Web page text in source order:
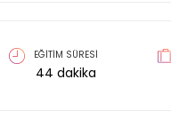
EĞİTİM SÜRESİ
44 dakika